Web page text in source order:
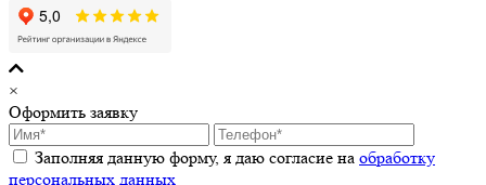
×
Оформить заявку
Заполняя данную форму, я даю согласие на обработку
персональных данных